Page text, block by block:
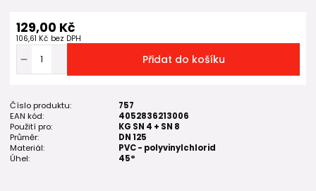
129,00 Kč
106,61 Kč bez DPH
Přidat do košíku
Číslo produktu:
757
EAN kód:
4052836213006
Použití pro:
KG SN 4 + SN 8
Průměr:
DN 125
Materiál:
PVC - polyvinylchlorid
Úhel:
45°